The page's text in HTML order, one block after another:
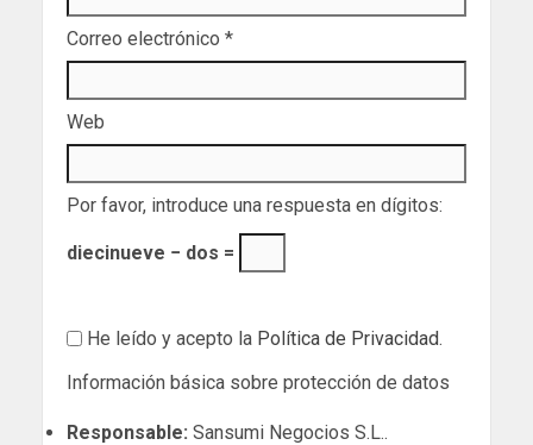
Correo electrónico *
Web
Por favor, introduce una respuesta en dígitos:
diecinueve − dos =
He leído y acepto la Política de Privacidad.
Información básica sobre protección de datos
Responsable: Sansumi Negocios S.L..